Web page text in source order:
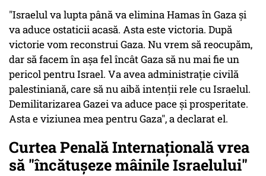
"Israelul va lupta până va elimina Hamas în Gaza şi
va aduce ostaticii acasă. Asta este victoria. După
victorie vom reconstrui Gaza. Nu vrem să reocupăm,
dar să facem în aşa fel încât Gaza să nu mai fie un
pericol pentru Israel. Va avea administraţie civilă
palestiniană, care să nu aibă intenții rele cu Israelul.
Demilitarizarea Gazei va aduce pace şi prosperitate.
Asta e viziunea mea pentru Gaza", a declarat el.
Curtea Penală Internațională vrea
să "încătușeze mâinile Israelului"